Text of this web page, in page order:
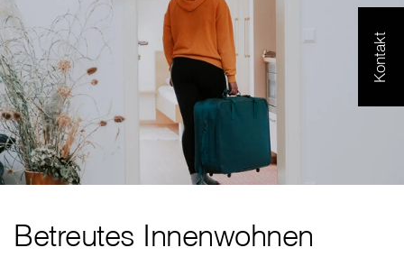
Kontakt
Betreutes Innenwohnen